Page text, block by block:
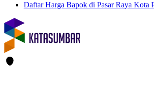
Daftar Harga Bapok di Pasar Raya Kota